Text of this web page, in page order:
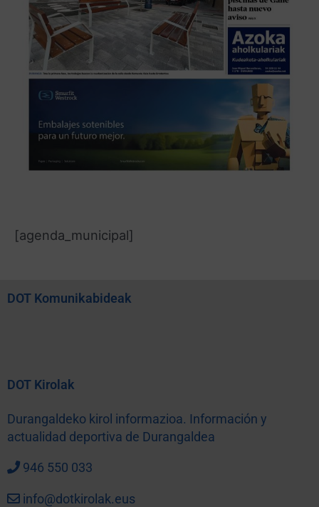
[agenda_municipal]
DOT Komunikabideak
DOT Kirolak
Durangaldeko kirol informazioa. Información y
actualidad deportiva de Durangaldea
946 550 033
info@dotkirolak.eus